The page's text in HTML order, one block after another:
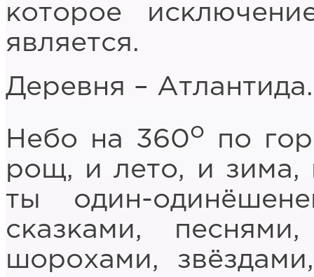
которое
является.
Деревня – Атлантида.
Небо на 360о
по
рощ, и лето, и зима,
ты один-
сказками,
шорохами,